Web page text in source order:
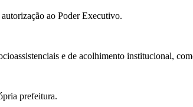
ao Poder Executivo.
e de acolhimento institucional,
prefeitura.